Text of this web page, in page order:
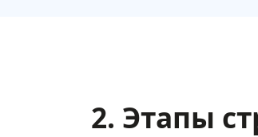
2. Этапы